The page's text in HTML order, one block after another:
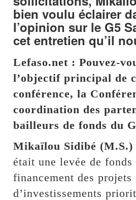
bien voulu éclairer
l’opinion sur le G5
cet entretien qu’il
Lefaso.net : Pouvez-
l’objectif principal de
conférence, la
coordination des
bailleurs de fonds du
Mikaïlou Sidibé (M.S.)
était une levée de fonds
financement des projets
d’investissements